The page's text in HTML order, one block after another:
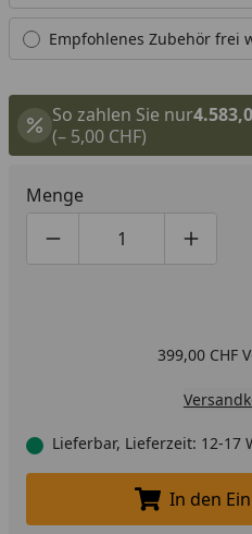
Empfohlenes Zubehör frei
So zahlen Sie nur
(– 5,00 CHF)
Menge
Produktmenge um eins
Produktmenge
399,00 CHF
Lieferbar, Lieferzeit: 12-17
In den